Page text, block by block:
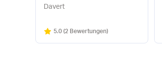
Davert
Bewertung:
5.0/5
(2 Bewertungen)